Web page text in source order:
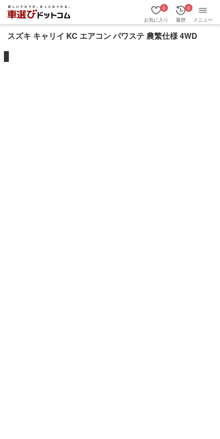
お気に入り
0
履歴
0
メニュー
スズキ キャリイ KC エアコン パワステ 農繁仕様 4WD